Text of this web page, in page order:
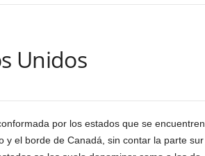
Unidos
por los estados que se encuentren
y el borde de Canadá, sin contar la parte sur